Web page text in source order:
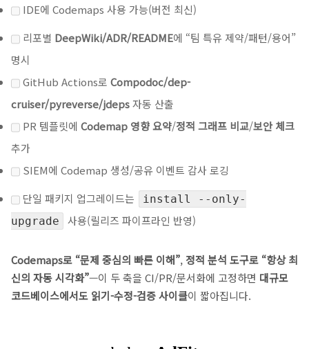
IDE에 Codemaps 사용 가능(버전 최신)
리포별 DeepWiki/ADR/README에 “팀 특유 제약/패턴/용어”
명시
GitHub Actions로 Compodoc/dep-
cruiser/pyreverse/jdeps자동 산출
PR 템플릿에 Codemap 영향 요약/정적 그래프 비교/보안 체크
추가
SIEM에 Codemap 생성/공유 이벤트 감사 로깅
단일 패키지 업그레이드는
install --only-
upgrade
사용(릴리즈 파이프라인 반영)
Codemaps로 “문제 중심의 빠른 이해”, 정적 분석 도구로 “항상 최
신의 자동 시각화”—이 두 축을 CI/PR/문서화에 고정하면 대규모
코드베이스에서도 읽기-수정-검증 사이클이 짧아집니다.